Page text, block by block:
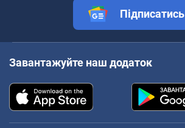
Підписатись
Завантажуйте наш додаток